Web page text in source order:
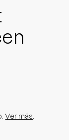
Ver más